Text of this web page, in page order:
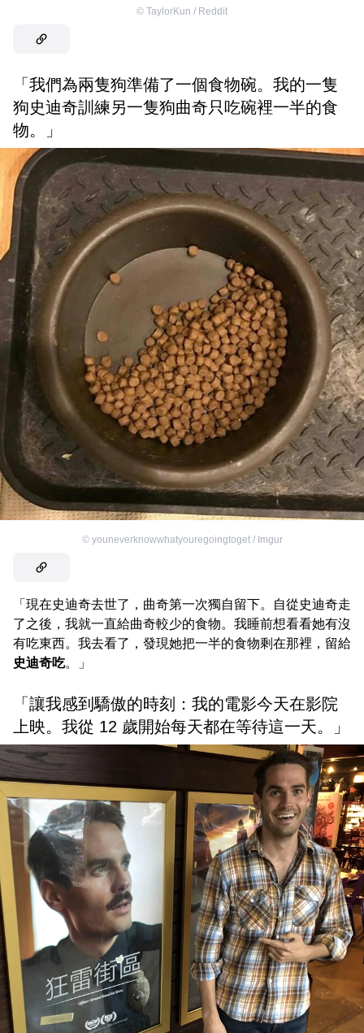
© TaylorKun / Reddit
「我們為兩隻狗準備了一個食物碗。我的一隻
狗史迪奇訓練另一隻狗曲奇只吃碗裡一半的食
物。」
© youneverknowwhatyouregoingtoget / Imgur
「現在史迪奇去世了，曲奇第一次獨自留下。自從史迪奇走
了之後，我就一直給曲奇較少的食物。我睡前想看看她有沒
有吃東西。我去看了，發現她把一半的食物剩在那裡，留給
史迪奇吃。」
「讓我感到驕傲的時刻：我的電影今天在影院
上映。我從 12 歲開始每天都在等待這一天。」